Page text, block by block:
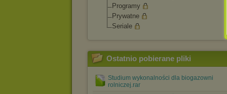
Programy
Prywatne
Seriale
Ostatnio pobierane pliki
Studium wykonalności dla biogazowni
rolniczej.rar